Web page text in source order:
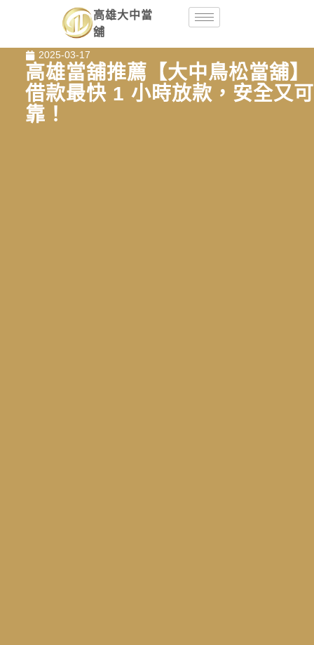
高雄大中當
舖
2025-03-17
高雄當舖推薦【大中鳥松當舖】
借款最快 1 小時放款，安全又可
靠！